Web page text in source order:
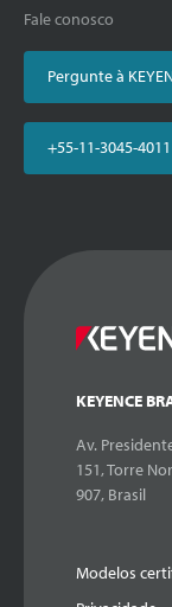
Fale conosco
Pergunte à
+55-11-3045-4011
KEYENCE
Av.
151, Torre
907, Brasil
Modelos